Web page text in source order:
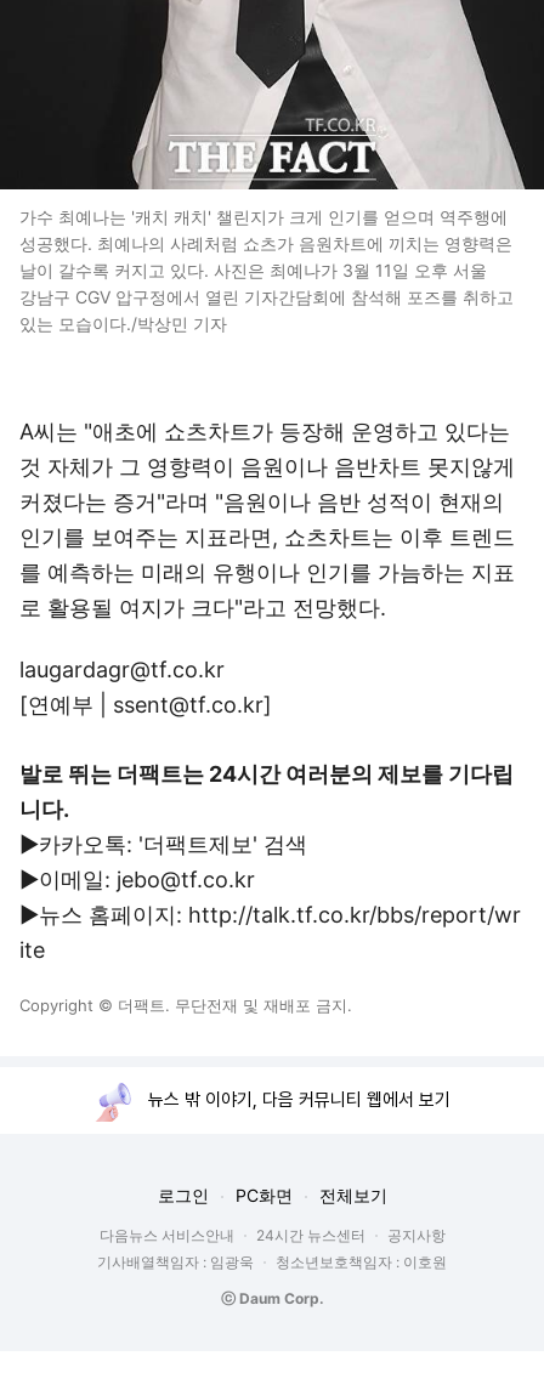
가수 최예나는 '캐치 캐치' 챌린지가 크게 인기를 얻으며 역주행에
성공했다. 최예나의 사례처럼 쇼츠가 음원차트에 끼치는 영향력은
날이 갈수록 커지고 있다. 사진은 최예나가 3월 11일 오후 서울
강남구 CGV 압구정에서 열린 기자간담회에 참석해 포즈를 취하고
있는 모습이다./박상민 기자
A씨는 "애초에 쇼츠차트가 등장해 운영하고 있다는
것 자체가 그 영향력이 음원이나 음반차트 못지않게
커졌다는 증거"라며 "음원이나 음반 성적이 현재의
인기를 보여주는 지표라면, 쇼츠차트는 이후 트렌드
를 예측하는 미래의 유행이나 인기를 가늠하는 지표
로 활용될 여지가 크다"라고 전망했다.
laugardagr@tf.co.kr
[연예부 | ssent@tf.co.kr]
발로 뛰는 더팩트는 24시간 여러분의 제보를 기다립
니다.
▶카카오톡: '더팩트제보' 검색
▶이메일: jebo@tf.co.kr
▶뉴스 홈페이지: http://talk.tf.co.kr/bbs/report/wr
ite
Copyright © 더팩트. 무단전재 및 재배포 금지.
뉴스 밖 이야기, 다음 커뮤니티 웹에서 보기
로그인 PC화면 전체보기
다음뉴스 서비스안내 24시간 뉴스센터
공지사항
기사배열책임자 : 임광욱
청소년보호책임자 : 이호원
ⓒ Daum Corp.